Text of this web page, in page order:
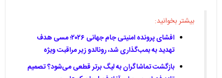
بیشتر بخوانید:
افشای پرونده امنیتی جام جهانی ۲۰۲۶؛ مسی هدف
تهدید به بمب‌گذاری شد، رونالدو زیر مراقبت ویژه
بازگشت تماشاگران به لیگ برتر قطعی می‌شود؟ تصمیم